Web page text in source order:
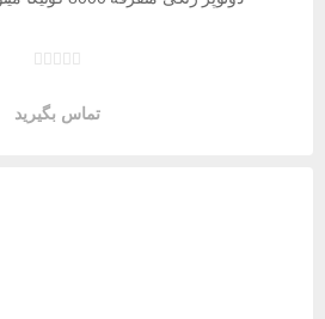
تماس بگیرید